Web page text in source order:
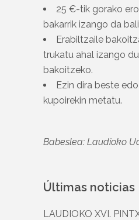
25 €-tik gorako
bakarrik izango da
Erabiltzaile
trukatu ahal izango
bakoitzeko.
Ezin dira beste
kupoirekin metatu.
Babeslea: Laudioko
Últimas noticias
LAUDIOKO XVI.